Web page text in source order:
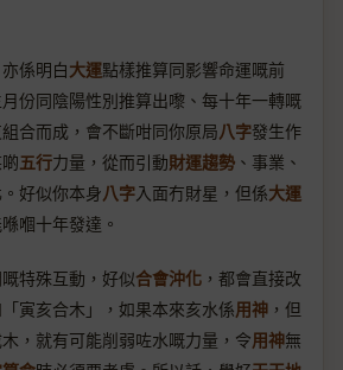
亦係明白大運點樣推算同影響命運嘅前
份同陰陽性別推算出嚟、每十年一轉嘅
合而成，會不斷咁同你原局八字發生作
五行力量，從而引動財運趨勢 、事業、
好似你本身八字入面冇財星，但係大運
嗰十年發達。
特殊互動，好似合會沖化 ，都會直接改
寅亥合木」，如果本來亥水係用神 ，但
，就有可能削弱咗水嘅力量，令用神無